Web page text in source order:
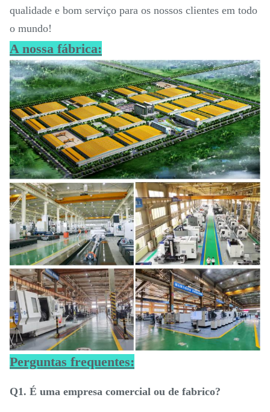
qualidade e bom serviço para os nossos clientes em todo
o mundo!
A nossa fábrica:
Perguntas frequentes:
Q1. É uma empresa comercial ou de fabrico?